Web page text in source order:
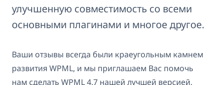
улучшенную совместимость со всеми
основными плагинами и многое другое.
Ваши отзывы всегда были краеугольным камнем
развития WPML, и мы приглашаем Вас помочь
нам сделать WPML 4.7 нашей лучшей версией.